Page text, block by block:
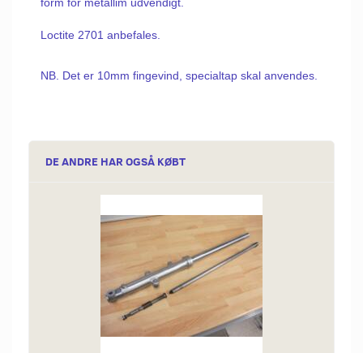
Loctite 2701 anbefales.
NB. Det er 10mm fingevind, specialtap skal anvendes.
DE ANDRE HAR OGSÅ KØBT